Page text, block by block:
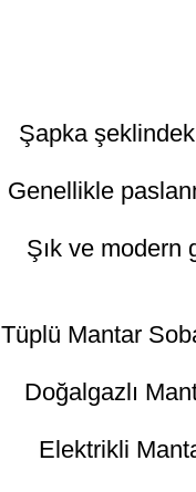
Şapka
Genellikle
Şık ve modern
Tüplü Mantar
Doğalgazlı
Elektrikli